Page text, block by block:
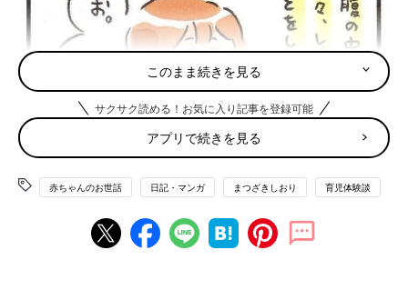
このまま続きを見る
サクサク読める！お気に入り記事を登録可能
アプリで続きを見る
赤ちゃんのお世話 日記・マンガ まつざきしおり 育児体験談